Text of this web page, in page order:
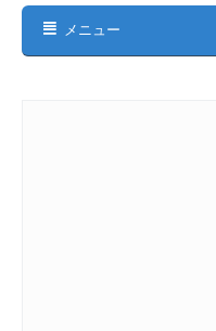
メニュー